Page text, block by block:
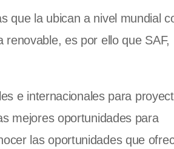
que la ubican a nivel mundial
es por ello que SAF,
e internacionales para
mejores oportunidades para
las oportunidades que